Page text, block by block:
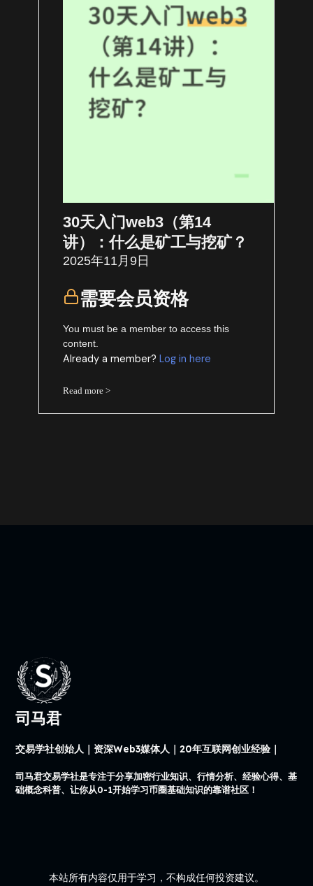
30天入门web3（第14
讲）：什么是矿工与挖矿？
2025年11月9日
需要会员资格
You must be a member to access this
content.
Already a member?Log in here
Read more >
司马君
交易学社创始人｜资深Web3媒体人｜20年互联网创业经验｜
司马君交易学社是专注于分享加密行业知识、行情分析、经验心得、基
础概念科普、让你从0-1开始学习币圈基础知识的靠谱社区！
本站所有内容仅用于学习，不构成任何投资建议。